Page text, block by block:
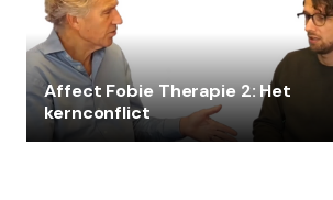
Affect Fobie Therapie 2: Het
kernconflict